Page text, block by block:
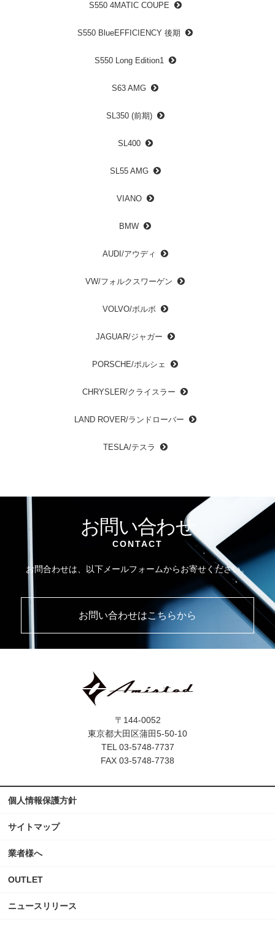
S550 4MATIC COUPE
S550 BlueEFFICIENCY 後期
S550 Long Edition1
S63 AMG
SL350 (前期)
SL400
SL55 AMG
VIANO
BMW
AUDI/アウディ
VW/フォルクスワーゲン
VOLVO/ボルボ
JAGUAR/ジャガー
PORSCHE/ポルシェ
CHRYSLER/クライスラー
LAND ROVER/ランドローバー
TESLA/テスラ
お問い合わせ
CONTACT
お問合わせは、以下メールフォームからお寄せください。
お問い合わせはこちらから
〒144-0052
東京都大田区蒲田5-50-10
TEL 03-5748-7737
FAX 03-5748-7738
ニュースリリース
個人情報保護方針
サイトマップ
業者様へ
OUTLET